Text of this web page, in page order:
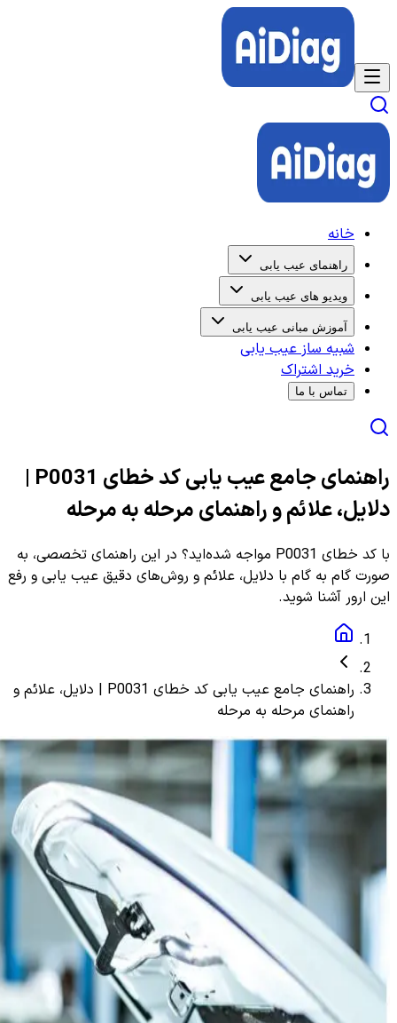
خانه
راهنمای عیب یابی
ویدیو های عیب یابی
آموزش مبانی عیب یابی
شبیه ساز عیب یابی
خرید اشتراک
تماس با ما
راهنمای جامع عیب یابی کد خطای P0031 |
دلایل، علائم و راهنمای مرحله به مرحله
با کد خطای P0031 مواجه شده‌اید؟ در این راهنمای تخصصی، به
صورت گام به گام با دلایل، علائم و روش‌های دقیق عیب یابی و رفع
این ارور آشنا شوید.
راهنمای جامع عیب یابی کد خطای P0031 | دلایل، علائم و
راهنمای مرحله به مرحله